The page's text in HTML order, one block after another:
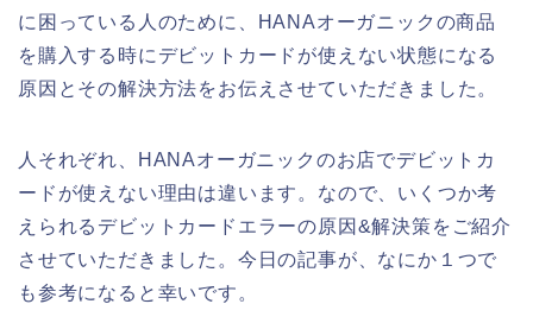
に困っている人のために、HANAオーガニックの商品
を購入する時にデビットカードが使えない状態になる
原因とその解決方法をお伝えさせていただきました。
人それぞれ、HANAオーガニックのお店でデビットカ
ードが使えない理由は違います。なので、いくつか考
えられるデビットカードエラーの原因&解決策をご紹介
させていただきました。今日の記事が、なにか１つで
も参考になると幸いです。